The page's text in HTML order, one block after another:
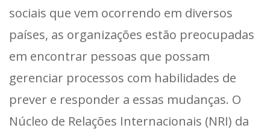
sociais que vem ocorrendo em diversos
países, as organizações estão preocupadas
em encontrar pessoas que possam
gerenciar processos com habilidades de
prever e responder a essas mudanças. O
Núcleo de Relações Internacionais (NRI) da